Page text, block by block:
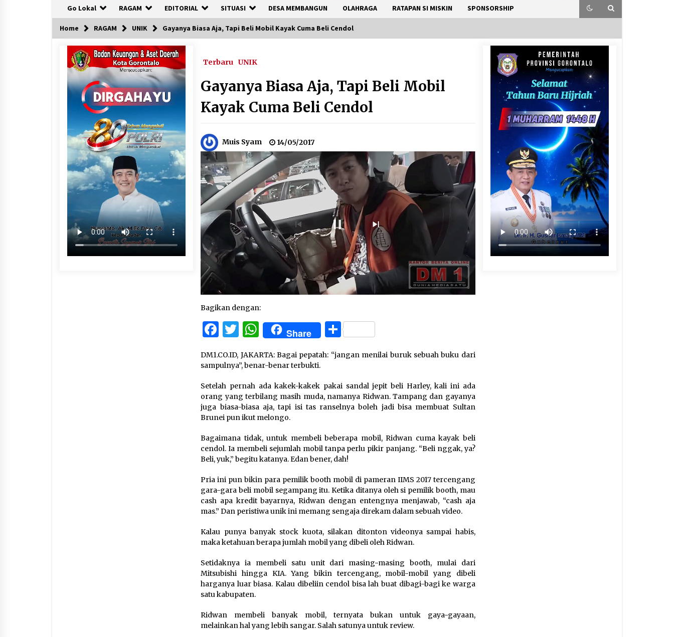
Go Lokal RAGAM EDITORIAL SITUASI DESA MEMBANGUN OLAHRAGA RATAPAN SI MISKIN SPONSORSHIP
Home RAGAM UNIK Gayanya Biasa Aja, Tapi Beli Mobil Kayak Cuma Beli Cendol
Terbaru UNIK
Gayanya Biasa Aja, Tapi Beli Mobil
Kayak Cuma Beli Cendol
Muis Syam 14/05/2017
Bagikan dengan:
Facebook
Twitter
WhatsApp
Share Share
DM1.CO.ID, JAKARTA: Bagai pepatah: “jangan menilai buruk sebuah buku dari
sampulnya”, benar-benar terbukti.
Setelah pernah ada kakek-kakek pakai sandal jepit beli Harley, kali ini ada
orang yang terbilang masih muda, namanya Ridwan. Tampang dan gayanya
juga biasa-biasa aja, tapi isi tas ranselnya boleh jadi bisa membuat Sultan
Brunei pun ikut melongo.
Bagaimana tidak, untuk membeli beberapa mobil, Ridwan cuma kayak beli
cendol. Ia membeli sejumlah mobil tanpa perlu pikir panjang. “Beli nggak, ya?
Beli, yuk,” begitu katanya. Edan bener, dah!
Pria ini pun bikin para pemilik booth mobil di pameran IIMS 2017 tercengang
gara-gara beli mobil segampang itu. Ketika ditanya oleh si pemilik booth, mau
cash apa kredit bayarnya, Ridwan dengan entengnya menjawab, “cash aja
mas.” Dan peristiwa unik ini memang sengaja direkam dalam sebuah video.
Kalau punya banyak stock kuota, silakan ditonton videonya sampai habis,
maka ketahuan berapa jumlah mobil yang dibeli oleh Ridwan.
Setidaknya ia membeli satu unit dari masing-masing booth, mulai dari
Mitsubishi hingga KIA. Yang bikin tercengang, mobil-mobil yang dibeli
harganya luar biasa. Kalau dibeliin cendol bisa lah buat dibagi-bagi ke warga
satu kabupaten.
Ridwan membeli banyak mobil, ternyata bukan untuk gaya-gayaan,
melainkan hal yang lebih sangar. Salah satunya untuk review.